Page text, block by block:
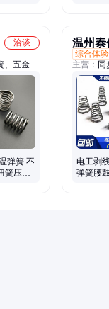
洽谈
、五金弹
、压缩弹
压力弹
、贝雷
弹簧 不
压簧
温州泰
综合体
主营： 同
板、机
电力表
壳、同
电工剥
弹簧腰